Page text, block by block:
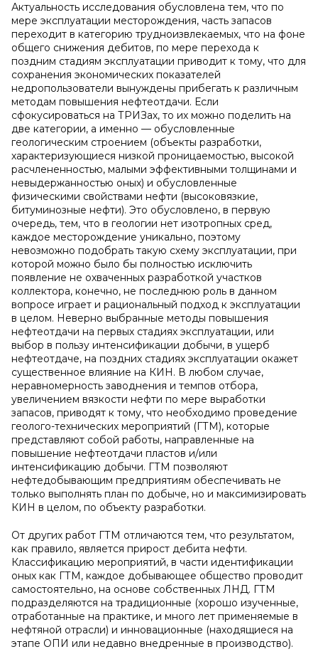
Актуальность исследования обусловлена тем, что по
мере эксплуатации месторождения, часть запасов
переходит в категорию трудноизвлекаемых, что на фоне
общего снижения дебитов, по мере перехода к
поздним стадиям эксплуатации приводит к тому, что для
сохранения экономических показателей
недропользователи вынуждены прибегать к различным
методам повышения нефтеотдачи. Если
сфокусироваться на ТРИЗах, то их можно поделить на
две категории, а именно — обусловленные
геологическим строением (объекты разработки,
характеризующиеся низкой проницаемостью, высокой
расчлененностью, малыми эффективными толщинами и
невыдержанностью оных) и обусловленные
физическими свойствами нефти (высоковязкие,
битуминозные нефти). Это обусловлено, в первую
очередь, тем, что в геологии нет изотропных сред,
каждое месторождение уникально, поэтому
невозможно подобрать такую схему эксплуатации, при
которой можно было бы полностью исключить
появление не охваченных разработкой участков
коллектора, конечно, не последнюю роль в данном
вопросе играет и рациональный подход к эксплуатации
в целом. Неверно выбранные методы повышения
нефтеотдачи на первых стадиях эксплуатации, или
выбор в пользу интенсификации добычи, в ущерб
нефтеотдаче, на поздних стадиях эксплуатации окажет
существенное влияние на КИН. В любом случае,
неравномерность заводнения и темпов отбора,
увеличением вязкости нефти по мере выработки
запасов, приводят к тому, что необходимо проведение
геолого-технических мероприятий (ГТМ), которые
представляют собой работы, направленные на
повышение нефтеотдачи пластов и/или
интенсификацию добычи. ГТМ позволяют
нефтедобывающим предприятиям обеспечивать не
только выполнять план по добыче, но и максимизировать
КИН в целом, по объекту разработки.
От других работ ГТМ отличаются тем, что результатом,
как правило, является прирост дебита нефти.
Классификацию мероприятий, в части идентификации
оных как ГТМ, каждое добывающее общество проводит
самостоятельно, на основе собственных ЛНД. ГТМ
подразделяются на традиционные (хорошо изученные,
отработанные на практике, и много лет применяемые в
нефтяной отрасли) и инновационные (находящиеся на
этапе ОПИ или недавно внедренные в производство).